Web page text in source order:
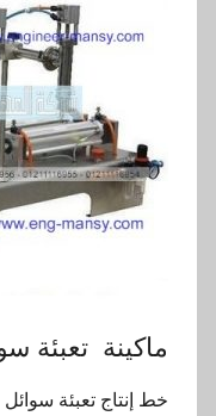
ماكينة تعبئة
خط إنتاج تعبئة